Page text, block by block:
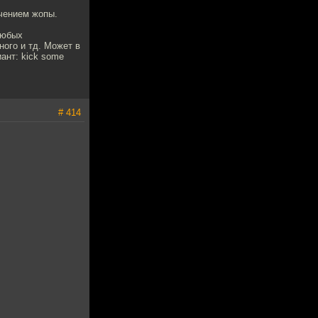
жопы.
и тд. Может в
kick some
# 414